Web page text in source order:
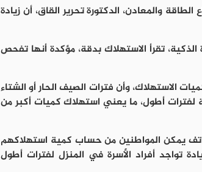
والمعادن، الدكتورة تحرير القاق، أن زيادة
تقرأ الاستهلاك بدقة، مؤكدة أنها تفحص
الاستهلاك، وأن فترات الصيف الحار أو الشتاء
لفترات أطول، ما يعني استهلاك كميات أكبر من
يمكن المواطنين من حساب كمية استهلاكهم
تواجد أفراد الأسرة في المنزل لفترات أطول